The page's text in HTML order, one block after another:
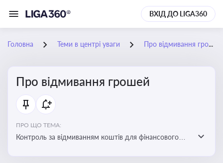
ВХІД ДО LIGA360
Головна Теми в центрі уваги Про відмивання грошей
Про відмивання грошей
ПРО ЩО ТЕМА:
Контроль за відмиванням коштів для фінансового